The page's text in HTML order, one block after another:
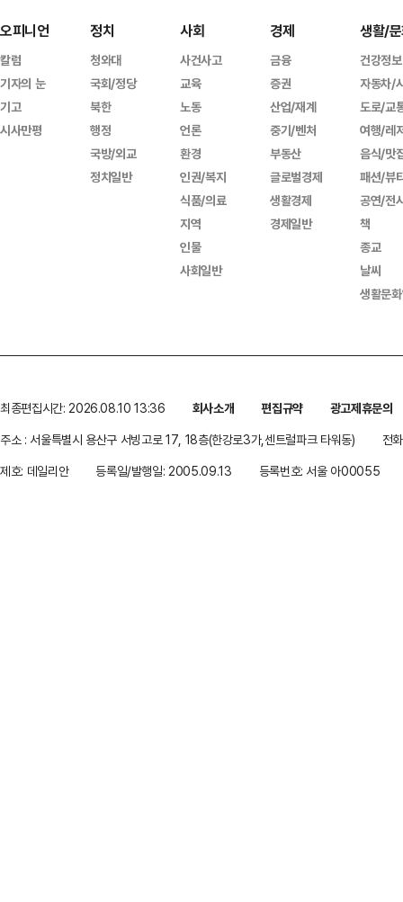
오피니언
칼럼
기자의 눈
기고
시사만평
정치
청와대
국회/정당
북한
행정
국방/외교
정치일반
사회
사건사고
교육
노동
언론
환경
인권/복지
식품/의료
지역
인물
사회일반
경제
금융
증권
산업/재계
중기/벤처
부동산
글로벌경제
생활경제
경제일반
생활/
건강정보
자동차/
도로/교
여행/레
음식/맛
패션/뷰
공연/전
책
종교
날씨
생활문
최종편집시간: 2026.08.10 13:36 회사소개 편집규약
광고제휴문의
주소 : 서울특별시 용산구 서빙고로 17, 18층(한강로3가,센트럴파크 타워동)
전
제호: 데일리안
등록일/발행일: 2005.09.13 등록번호: 서울 아00055